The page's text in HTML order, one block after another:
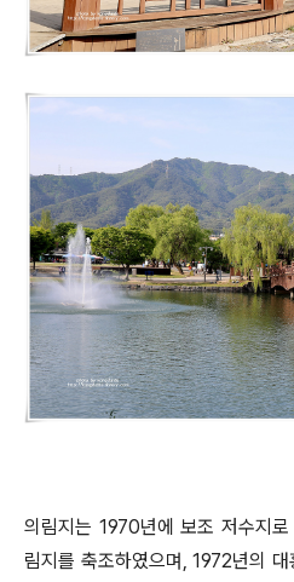
의림지는 1970년에 보조 저수지
림지를 축조하였으며, 1972년의